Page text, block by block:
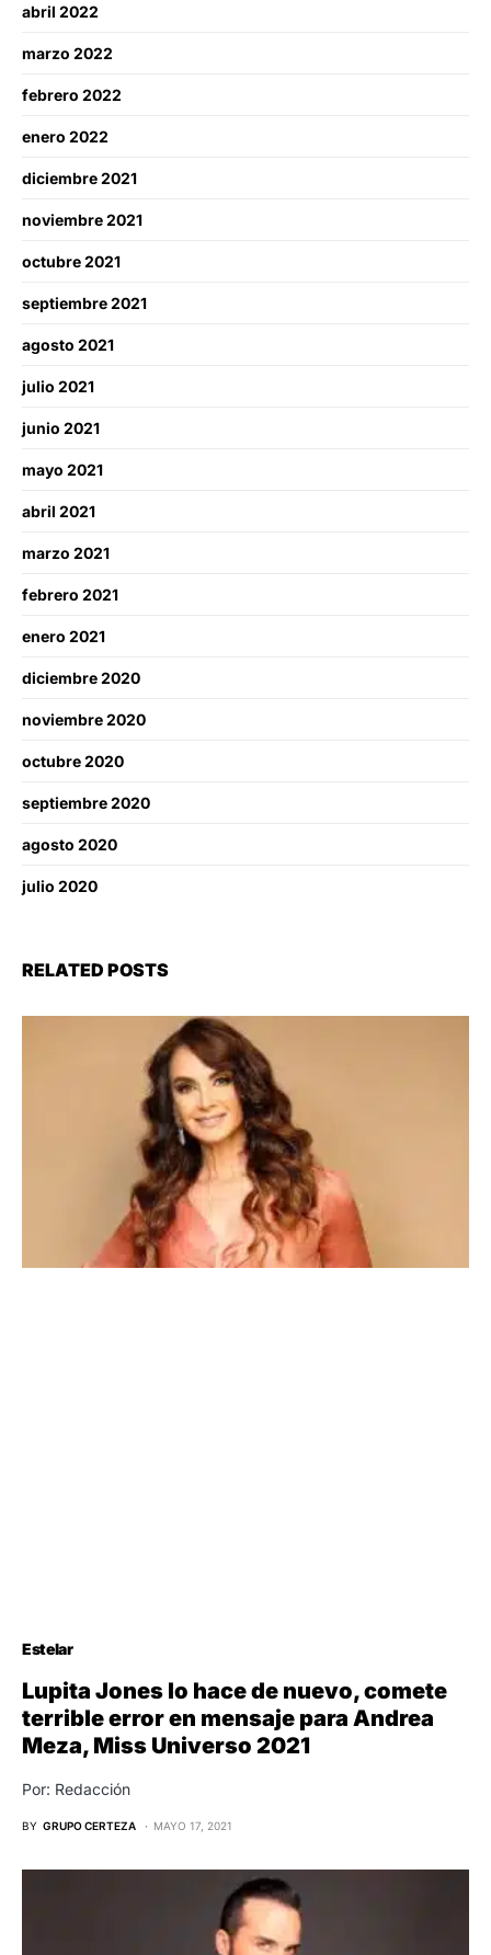
abril 2022
marzo 2022
febrero 2022
enero 2022
diciembre 2021
noviembre 2021
octubre 2021
septiembre 2021
agosto 2021
julio 2021
junio 2021
mayo 2021
abril 2021
marzo 2021
febrero 2021
enero 2021
diciembre 2020
noviembre 2020
octubre 2020
septiembre 2020
agosto 2020
julio 2020
RELATED POSTS
Estelar
Lupita Jones lo hace de nuevo, comete
terrible error en mensaje para Andrea
Meza, Miss Universo 2021
Por: Redacción
BY GRUPO CERTEZA MAYO 17, 2021